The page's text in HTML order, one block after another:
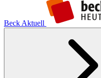
Beck Aktuell